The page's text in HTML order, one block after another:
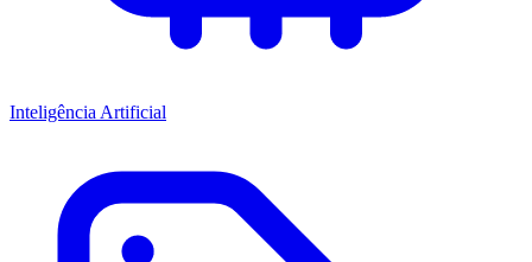
Inteligência Artificial